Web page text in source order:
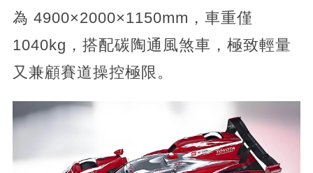
為 4900×2000×1150mm，車重僅
1040kg，搭配碳陶通風煞車，極致輕量
又兼顧賽道操控極限。